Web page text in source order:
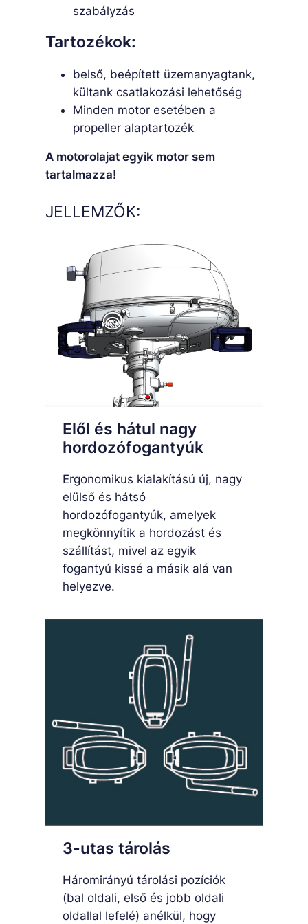
szabályzás
Tartozékok:
belső, beépített üzemanyagtank,
kültank csatlakozási lehetőség
Minden motor esetében a
propeller alaptartozék
A motorolajat egyik motor sem
tartalmazza!
JELLEMZŐK:
Elől és hátul nagy
hordozófogantyúk
Ergonomikus kialakítású új, nagy
elülső és hátsó
hordozófogantyúk, amelyek
megkönnyítik a hordozást és
szállítást, mivel az egyik
fogantyú kissé a másik alá van
helyezve.
3-utas tárolás
Háromirányú tárolási pozíciók
(bal oldali, első és jobb oldali
oldallal lefelé) anélkül, hogy